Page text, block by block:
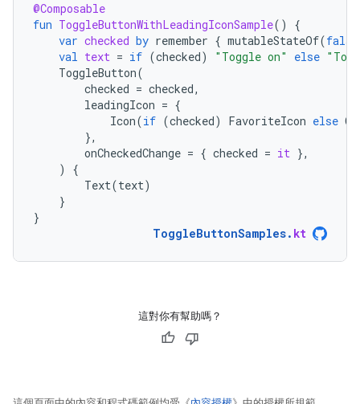
@Composable
fun ToggleButtonWithLeadingIconSample()
{
var checked by remember { mutableStateOf(false
val text = if (checked) "Toggle on" else
ToggleButton(
checked = checked,
leadingIcon = {
Icon(if (checked) FavoriteIcon else
},
onCheckedChange = { checked = it },
)
{
Text(text)
}
}
ToggleButtonSamples. kt
這對你有幫助嗎？